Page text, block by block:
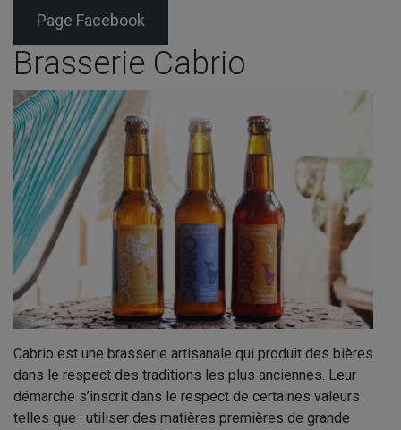
Page Facebook
Brasserie Cabrio
Cabrio est une brasserie artisanale qui produit des bières
dans le respect des traditions les plus anciennes. Leur
démarche s’inscrit dans le respect de certaines valeurs
telles que : utiliser des matières premières de grande